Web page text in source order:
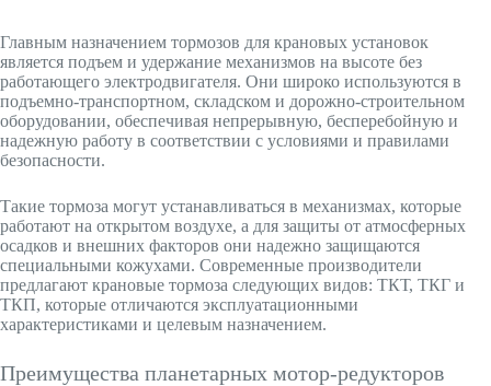
Главным назначением тормозов для крановых установок
является подъем и удержание механизмов на высоте без
работающего электродвигателя. Они широко используются в
подъемно-транспортном, складском и дорожно-строительном
оборудовании, обеспечивая непрерывную, бесперебойную и
надежную работу в соответствии с условиями и правилами
безопасности.
Такие тормоза могут устанавливаться в механизмах, которые
работают на открытом воздухе, а для защиты от атмосферных
осадков и внешних факторов они надежно защищаются
специальными кожухами. Современные производители
предлагают крановые тормоза следующих видов: ТКТ, ТКГ и
ТКП, которые отличаются эксплуатационными
характеристиками и целевым назначением.
Преимущества планетарных мотор-редукторов